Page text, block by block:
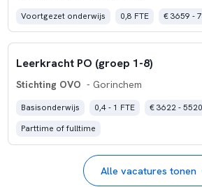
Voortgezet onderwijs 0,8 FTE € 3659 -
Leerkracht PO (groep 1-8)
Stichting OVO - Gorinchem
Basisonderwijs 0,4 - 1 FTE
€ 3622 - 5520
Parttime of fulltime
Alle vacatures tonen